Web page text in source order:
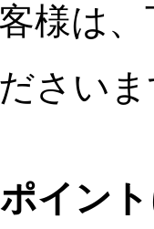
様は
さい
イン